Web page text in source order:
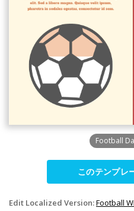
Football
このテンプレ
Edit Localized Version:Football